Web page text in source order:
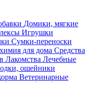
Домики, мягкие
Игрушки
Сумки-переноски
для дома Средства
Лакомства Лечебные
ошейники
Ветеринарные